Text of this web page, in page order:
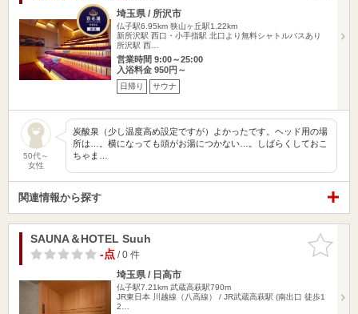
埼玉県 / 所沢市
仏子駅6.95km 狭山ヶ丘駅1.22km
新所沢駅 西口・小手指駅 北口より無料シャトルバスあり
所沢駅 西…
営業時間 9:00～25:00
入浴料金 950円～
日帰り サウナ
50代～
女性
炭酸泉（少し温度高め設定ですが）よかったです。ヘッド用の場
所は…。横になっても頭がお湯につかない…。しばらくしておこ
ちゃま…
関連情報から探す
お気に入
りに追加
SAUNA＆HOTEL Suuh
-点/ 0 件
埼玉県 / 日高市
仏子駅7.21km 武蔵高萩駅790m
JR東日本 川越線（八高線） / JR武蔵高萩駅 (南出口 徒歩1
2…